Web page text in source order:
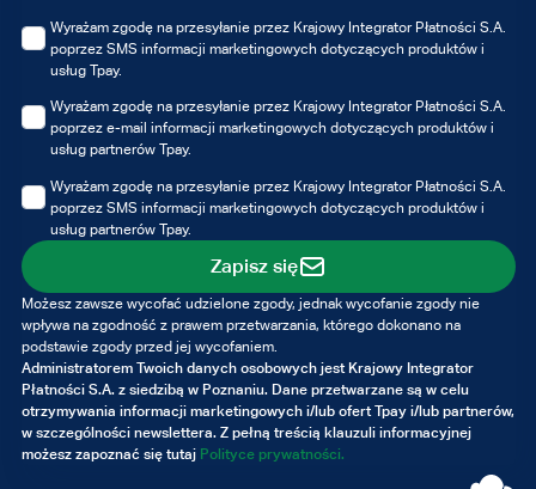
Wyrażam zgodę na przesyłanie przez Krajowy Integrator Płatności S.A.
poprzez SMS informacji marketingowych dotyczących produktów i
usług Tpay.
Wyrażam zgodę na przesyłanie przez Krajowy Integrator Płatności S.A.
poprzez e-mail informacji marketingowych dotyczących produktów i
usług partnerów Tpay.
Wyrażam zgodę na przesyłanie przez Krajowy Integrator Płatności S.A.
poprzez SMS informacji marketingowych dotyczących produktów i
usług partnerów Tpay.
Zapisz się
Możesz zawsze wycofać udzielone zgody, jednak wycofanie zgody nie
wpływa na zgodność z prawem przetwarzania, którego dokonano na
podstawie zgody przed jej wycofaniem.
Administratorem Twoich danych osobowych jest Krajowy Integrator
Płatności S.A. z siedzibą w Poznaniu. Dane przetwarzane są w celu
otrzymywania informacji marketingowych i/lub ofert Tpay i/lub partnerów,
w szczególności newslettera. Z pełną treścią klauzuli informacyjnej
możesz zapoznać się tutaj Polityce prywatności.